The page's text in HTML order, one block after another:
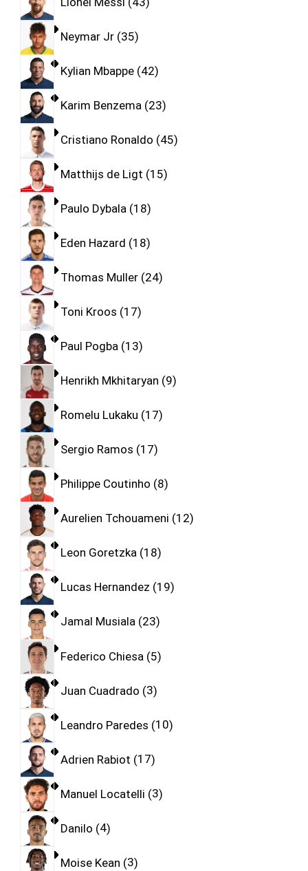
Neymar Jr 35
Kylian Mbappe 42
Karim Benzema 23
Cristiano Ronaldo 45
Matthijs de Ligt 15
Paulo Dybala 18
Eden Hazard 18
Thomas Muller 24
Toni Kroos 17
Paul Pogba 13
Henrikh Mkhitaryan 9
Romelu Lukaku 17
Sergio Ramos 17
Philippe Coutinho 8
Aurelien Tchouameni 12
Leon Goretzka 18
Lucas Hernandez 19
Jamal Musiala 23
Federico Chiesa 5
Juan Cuadrado 3
Leandro Paredes 10
Adrien Rabiot 17
Manuel Locatelli 3
Danilo 4
Moise Kean 3